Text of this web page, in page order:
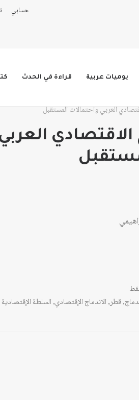
حسابي
يوميات عربية قراءة في الحدث
العربي واحتمالات المستقبل
الاقتصادي
,قطر,الاندماج الإقتصادي,السلطة